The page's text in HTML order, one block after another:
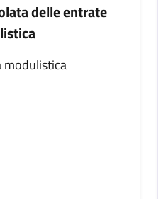
delle entrate
modulistica